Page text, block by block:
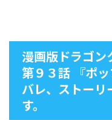
漫画版ドラゴン
第９３話 『ポ
バレ、ストーリ
す。